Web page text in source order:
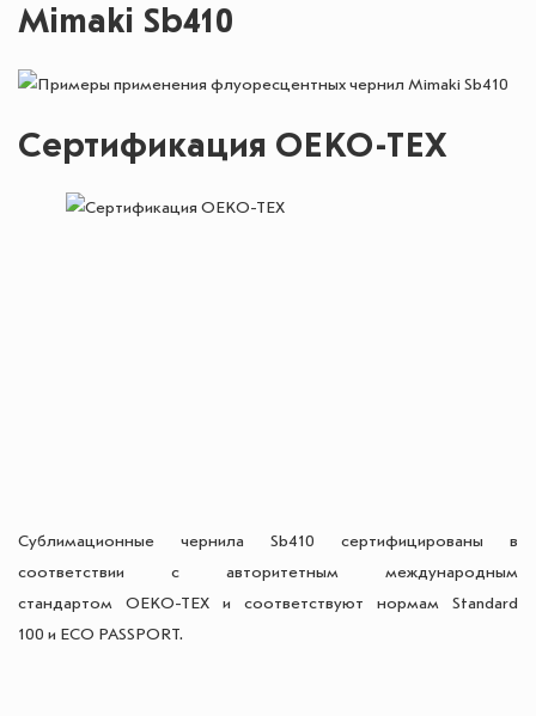
Mimaki Sb410
Сертификация OEKO-TEX
Сублимационные чернила Sb410 сертифицированы в
соответствии с авторитетным международным
стандартом OEKO-TEX и соответствуют нормам Standard
100 и ECO PASSPORT.